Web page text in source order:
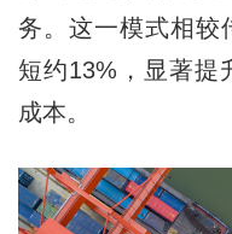
务。这一模式相较
短约13%，显著提
成本。